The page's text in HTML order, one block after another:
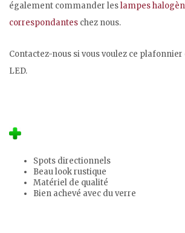
également commander leslampes
correspondantes chez nous.
Contactez-nous si vous voulez ce
LED.
Spots directionnels
Beau look rustique
Matériel de qualité
Bien achevé avec du verre